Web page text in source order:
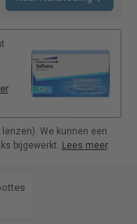
We kunnen een
bijgewerkt. Lees meer.